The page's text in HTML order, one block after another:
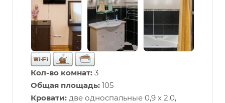
Кол-во комнат: 3
Общая площадь: 105
Кровати: две односпальные 0,9 х 2,0,